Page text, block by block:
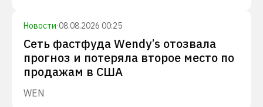
Новости·08.08.2026 00:25
Сеть фастфуда Wendy’s отозвала
прогноз и потеряла второе место по
продажам в США
WEN